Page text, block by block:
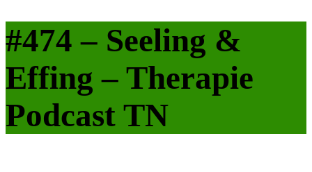
#474 – Seeling &
Effing – Therapie
Podcast TN